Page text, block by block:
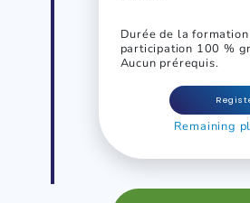
Durée de la
participation 100 %
Aucun prérequis.
Remaining